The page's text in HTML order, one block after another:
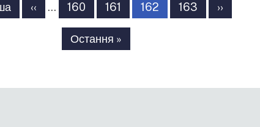
Попередня
сторінка
‹‹ … Сторінка
160 Сторінка
161 Сторінка
162 Сторінка
163
Наступна
››
Остання
Остання »